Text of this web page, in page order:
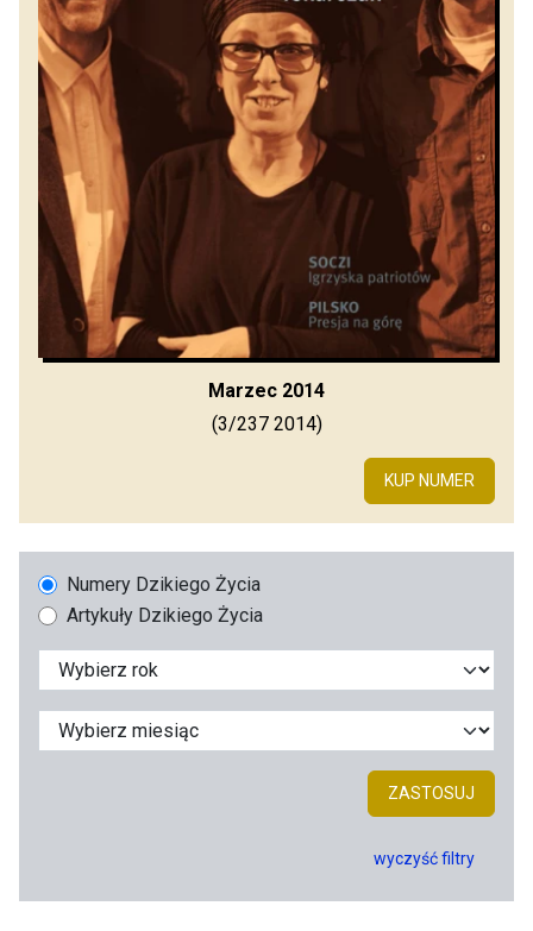
Marzec 2014
(3/237 2014)
KUP NUMER
Numery Dzikiego Życia
Artykuły Dzikiego Życia
ZASTOSUJ
wyczyść filtry